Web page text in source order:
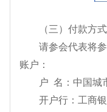
（三）付款方式
请参会代表将
账户：
户 名：中国城
开户行：工商